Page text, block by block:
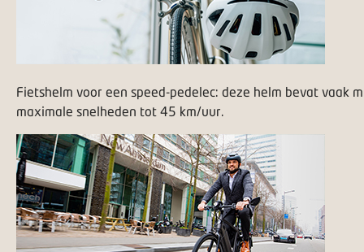
Fietshelm voor een speed-pedelec: deze helm bevat vaak
maximale snelheden tot 45 km/uur.